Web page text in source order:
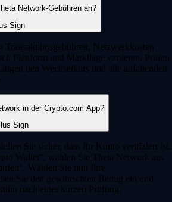
Network-Gebühren an?
Transaktionsgebühren, Netzwerkkosten
Plattform und Marktlage variieren. Prüfen
den Wechselkurs und alle anfallenden
in der Crypto.com App?
Sie sicher, dass Ihr Konto verifiziert ist.
Wallet“, wählen Sie Theta Network aus
Wählen Sie nun Ihre
Sie den gewünschten Betrag ein und
nach einer kurzen Prüfung.